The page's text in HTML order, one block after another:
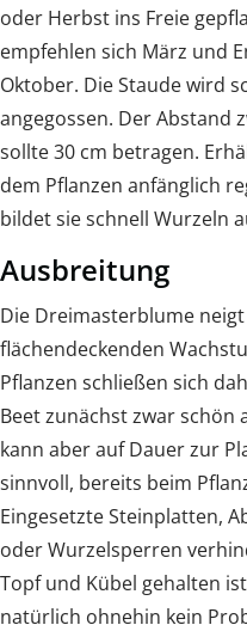
oder Herbst ins Freie
empfehlen sich März und
Oktober. Die Staude wird
angegossen. Der Abstand
sollte 30 cm betragen.
dem Pflanzen anfänglich
bildet sie schnell Wurzeln
Ausbreitung
Die Dreimasterblume
flächendeckenden
Pflanzen schließen sich
Beet zunächst zwar schön
kann aber auf Dauer zur
sinnvoll, bereits beim
Eingesetzte Steinplatten,
oder Wurzelsperren
Topf und Kübel gehalten
natürlich ohnehin kein